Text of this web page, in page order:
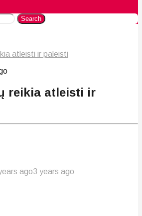
Search
atleisti ir paleisti
reikia atleisti ir
ago3 years ago